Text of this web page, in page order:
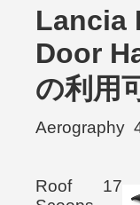
Lancia
Door
の利用
Aerography
Roof
17